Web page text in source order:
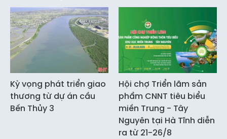
Kỳ vọng phát triển giao
thương từ dự án cầu
Bến Thủy 3
Hội chợ Triển lãm sản
phẩm CNNT tiêu biểu
miền Trung - Tây
Nguyên tại Hà Tĩnh diễn
ra từ 21-26/8